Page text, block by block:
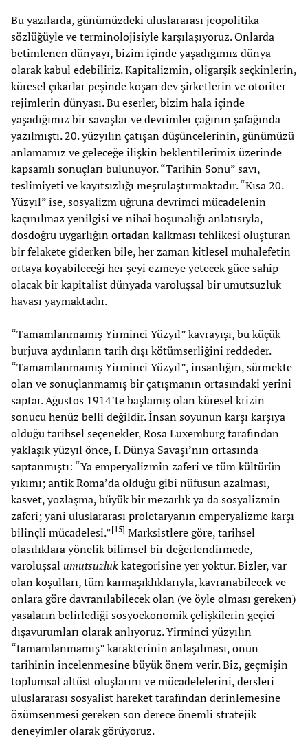
Bu yazılarda, günümüzdeki uluslararası jeopolitika
sözlüğüyle ve terminolojisiyle karşılaşıyoruz. Onlarda
betimlenen dünyayı, bizim içinde yaşadığımız dünya
olarak kabul edebiliriz. Kapitalizmin, oligarşik seçkinlerin,
küresel çıkarlar peşinde koşan dev şirketlerin ve otoriter
rejimlerin dünyası. Bu eserler, bizim hala içinde
yaşadığımız bir savaşlar ve devrimler çağının şafağında
yazılmıştı. 20. yüzyılın çatışan düşüncelerinin, günümüzü
anlamamız ve geleceğe ilişkin beklentilerimiz üzerinde
kapsamlı sonuçları bulunuyor. “Tarihin Sonu” savı,
teslimiyeti ve kayıtsızlığı meşrulaştırmaktadır. “Kısa 20.
Yüzyıl” ise, sosyalizm uğruna devrimci mücadelenin
kaçınılmaz yenilgisi ve nihai boşunalığı anlatısıyla,
dosdoğru uygarlığın ortadan kalkması tehlikesi oluşturan
bir felakete giderken bile, her zaman kitlesel muhalefetin
ortaya koyabileceği her şeyi ezmeye yetecek güce sahip
olacak bir kapitalist dünyada varoluşsal bir umutsuzluk
havası yaymaktadır.
“Tamamlanmamış Yirminci Yüzyıl” kavrayışı, bu küçük
burjuva aydınların tarih dışı kötümserliğini reddeder.
“Tamamlanmamış Yirminci Yüzyıl”, insanlığın, sürmekte
olan ve sonuçlanmamış bir çatışmanın ortasındaki yerini
saptar. Ağustos 1914’te başlamış olan küresel krizin
sonucu henüz belli değildir. İnsan soyunun karşı karşıya
olduğu tarihsel seçenekler, Rosa Luxemburg tarafından
yaklaşık yüzyıl önce, I. Dünya Savaşı’nın ortasında
saptanmıştı: “Ya emperyalizmin zaferi ve tüm kültürün
yıkımı; antik Roma’da olduğu gibi nüfusun azalması,
kasvet, yozlaşma, büyük bir mezarlık ya da sosyalizmin
zaferi; yani uluslararası proletaryanın emperyalizme karşı
bilinçli mücadelesi.”[15] Marksistlere göre, tarihsel
olasılıklara yönelik bilimsel bir değerlendirmede,
varoluşsal umutsuzlukkategorisine yer yoktur. Bizler, var
olan koşulları, tüm karmaşıklıklarıyla, kavranabilecek ve
onlara göre davranılabilecek olan (ve öyle olması gereken)
yasaların belirlediği sosyoekonomik çelişkilerin geçici
dışavurumları olarak anlıyoruz. Yirminci yüzyılın
“tamamlanmamış” karakterinin anlaşılması, onun
tarihinin incelenmesine büyük önem verir. Biz, geçmişin
toplumsal altüst oluşlarını ve mücadelelerini, dersleri
uluslararası sosyalist hareket tarafından derinlemesine
özümsenmesi gereken son derece önemli stratejik
deneyimler olarak görüyoruz.